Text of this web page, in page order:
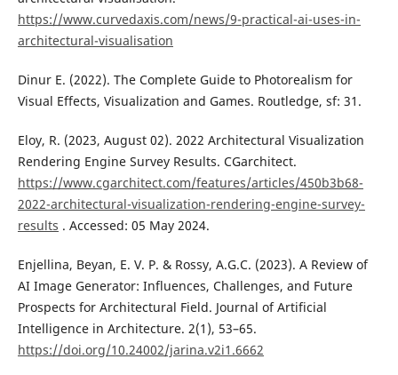
https://www.curvedaxis.com/news/9-practical-ai-uses-in-
architectural-visualisation
Dinur E. (2022). The Complete Guide to Photorealism for
Visual Effects, Visualization and Games. Routledge, sf: 31.
Eloy, R. (2023, August 02). 2022 Architectural Visualization
Rendering Engine Survey Results. CGarchitect.
https://www.cgarchitect.com/features/articles/450b3b68-
2022-architectural-visualization-rendering-engine-survey-
results . Accessed: 05 May 2024.
Enjellina, Beyan, E. V. P. & Rossy, A.G.C. (2023). A Review of
AI Image Generator: Influences, Challenges, and Future
Prospects for Architectural Field. Journal of Artificial
Intelligence in Architecture. 2(1), 53–65.
https://doi.org/10.24002/jarina.v2i1.6662